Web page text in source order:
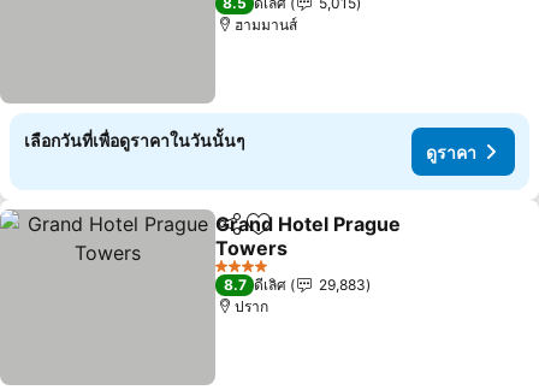
ฮามมานส์
เลือกวันที่เพื่อดูราคาในวันนั้นๆ
ดูราคา
แชร์ เพิ่มในรายการโปรด
Grand Hotel Prague
Towers
4 ดาว
8.7 ดีเลิศ
29,883
ปราก